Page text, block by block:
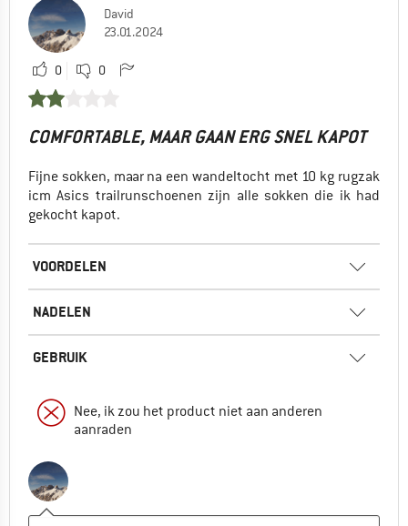
David
23.01.2024
0 0
COMFORTABLE, MAAR GAAN ERG SNEL KAPOT
Fijne sokken, maar na een wandeltocht met 10 kg rugzak
icm Asics trailrunschoenen zijn alle sokken die ik had
gekocht kapot.
VOORDELEN
NADELEN
GEBRUIK
Nee, ik zou het product niet aan anderen
aanraden